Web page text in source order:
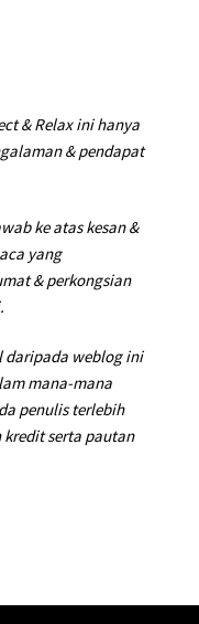
& Relax ini hanya
& pendapat
ke atas kesan &
yang
& perkongsian
daripada weblog ini
mana-mana
penulis terlebih
serta pautan